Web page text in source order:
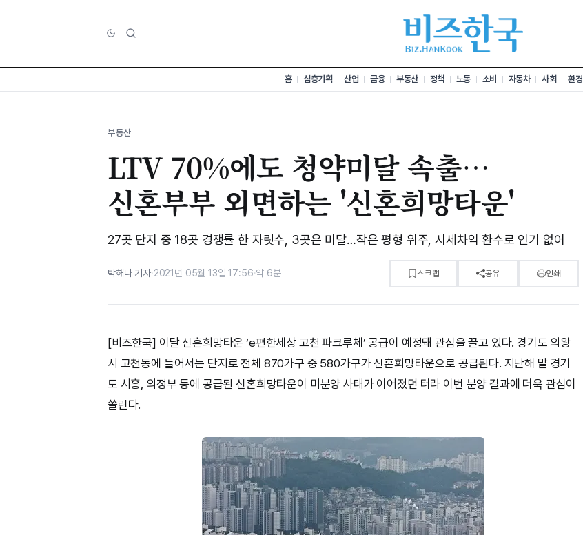
홈 심층기획 산업 금융 부동산 정책 노동 소비 자동차 사회 환경
부동산
LTV 70%에도 청약미달 속출…
신혼부부 외면하는 '신혼희망타운'
27곳 단지 중 18곳 경쟁률 한 자릿수, 3곳은 미달…작은 평형 위주, 시세차익 환수로 인기 없어
박해나 기자·2021년 05월 13일 17:56·약 6분 스크랩 공유 인쇄
[비즈한국] 이달 신혼희망타운 ‘e편한세상 고천 파크루체’ 공급이 예정돼 관심을 끌고 있다. 경기도 의왕
시 고천동에 들어서는 단지로 전체 870가구 중 580가구가 신혼희망타운으로 공급된다. 지난해 말 경기
도 시흥, 의정부 등에 공급된 신혼희망타운이 미분양 사태가 이어졌던 터라 이번 분양 결과에 더욱 관심이
쏠린다.